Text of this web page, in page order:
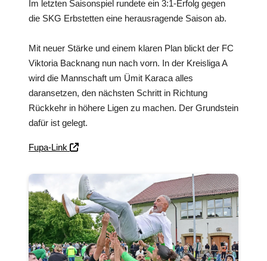
Im letzten Saisonspiel rundete ein 3:1-Erfolg gegen
die SKG Erbstetten eine herausragende Saison ab.
Mit neuer Stärke und einem klaren Plan blickt der FC
Viktoria Backnang nun nach vorn. In der Kreisliga A
wird die Mannschaft um Ümit Karaca alles
daransetzen, den nächsten Schritt in Richtung
Rückkehr in höhere Ligen zu machen. Der Grundstein
dafür ist gelegt.
Fupa-Link